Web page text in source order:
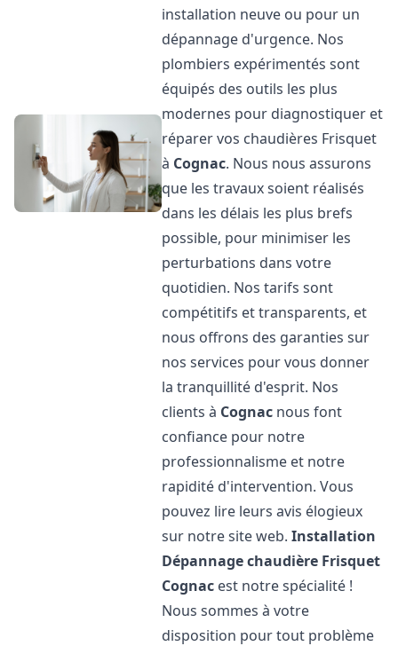
installation neuve ou pour un
dépannage d'urgence. Nos
plombiers expérimentés sont
équipés des outils les plus
modernes pour diagnostiquer et
réparer vos chaudières Frisquet
à Cognac. Nous nous assurons
que les travaux soient réalisés
dans les délais les plus brefs
possible, pour minimiser les
perturbations dans votre
quotidien. Nos tarifs sont
compétitifs et transparents, et
nous offrons des garanties sur
nos services pour vous donner
la tranquillité d'esprit. Nos
clients à Cognac nous font
confiance pour notre
professionnalisme et notre
rapidité d'intervention. Vous
pouvez lire leurs avis élogieux
sur notre site web.Installation
Dépannage chaudière Frisquet
Cognac est notre spécialité !
Nous sommes à votre
disposition pour tout problème